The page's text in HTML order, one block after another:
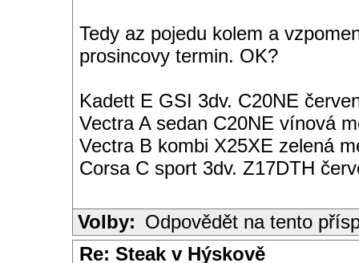
Tedy az pojedu kolem a
prosincovy termin. OK?
Kadett E GSI 3dv. C20NE
Vectra A sedan C20NE vínová
Vectra B kombi X25XE zelená
Corsa C sport 3dv. Z17DTH
Volby: Odpovědět na tento
Re: Steak v Hýskově